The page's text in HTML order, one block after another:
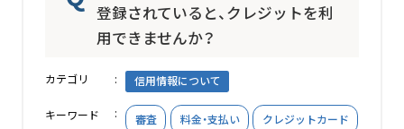
登録されていると、クレジットを利
用できませんか？
カテゴリ 信用情報について
キーワード 審査 料金・支払い クレジットカード